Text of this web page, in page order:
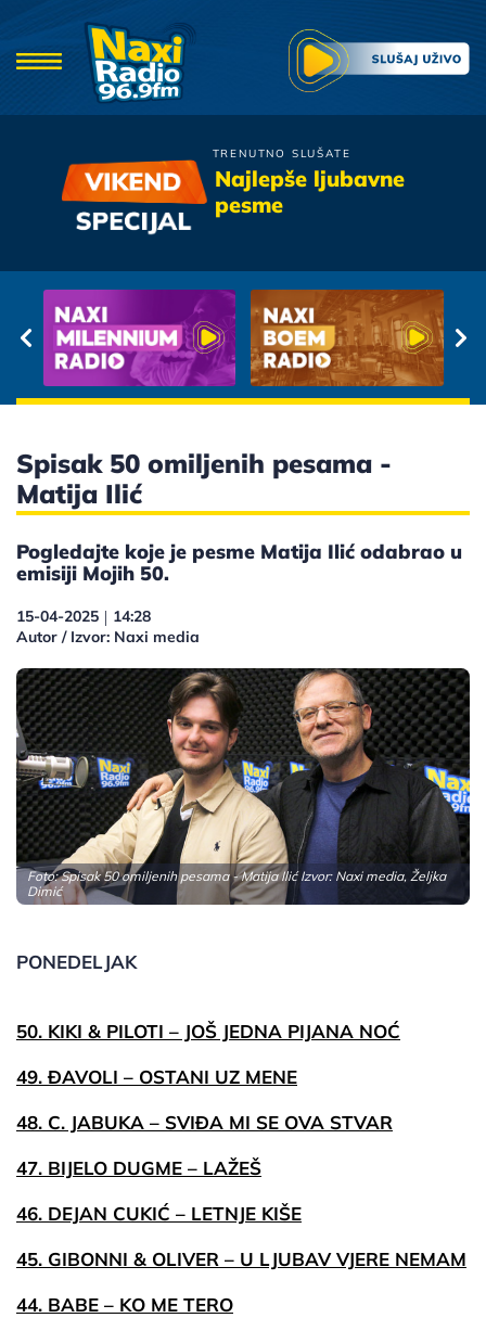
TRENUTNO SLUŠATE
Najlepše ljubavne
pesme
Merlin
Spisak 50 omiljenih pesama -
Matija Ilić
Pogledajte koje je pesme Matija Ilić odabrao u
emisiji Mojih 50.
15-04-2025 | 14:28
Autor / Izvor: Naxi media
Foto: Spisak 50 omiljenih pesama - Matija Ilić Izvor: Naxi media, Željka
Dimić
PONEDELJAK
50. KIKI & PILOTI – JOŠ JEDNA PIJANA NOĆ
49. ĐAVOLI – OSTANI UZ MENE
48. C. JABUKA – SVIĐA MI SE OVA STVAR
47. BIJELO DUGME – LAŽEŠ
46. DEJAN CUKIĆ – LETNJE KIŠE
45. GIBONNI & OLIVER – U LJUBAV VJERE NEMAM
44. BABE – KO ME TERO